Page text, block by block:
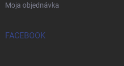
Moja objednávka
FACEBOOK